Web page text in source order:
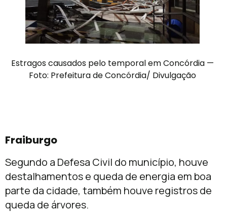
Estragos causados pelo temporal em Concórdia —
Foto: Prefeitura de Concórdia/ Divulgação
Fraiburgo
Segundo a Defesa Civil do município, houve
destalhamentos e queda de energia em boa
parte da cidade, também houve registros de
queda de árvores.